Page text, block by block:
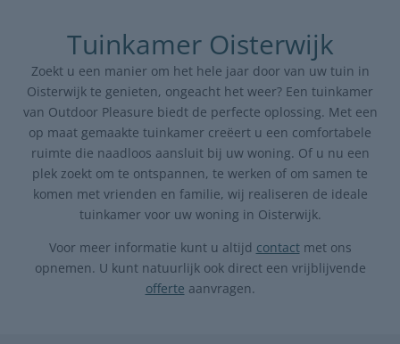
Tuinkamer Oisterwijk
Zoekt u een manier om het hele jaar door van uw tuin in
Oisterwijk te genieten, ongeacht het weer? Een tuinkamer
van Outdoor Pleasure biedt de perfecte oplossing. Met een
op maat gemaakte tuinkamer creëert u een comfortabele
ruimte die naadloos aansluit bij uw woning. Of u nu een
plek zoekt om te ontspannen, te werken of om samen te
komen met vrienden en familie, wij realiseren de ideale
tuinkamer voor uw woning in Oisterwijk.
Voor meer informatie kunt u altijd contactmet ons
opnemen. U kunt natuurlijk ook direct een vrijblijvende
offerte aanvragen.